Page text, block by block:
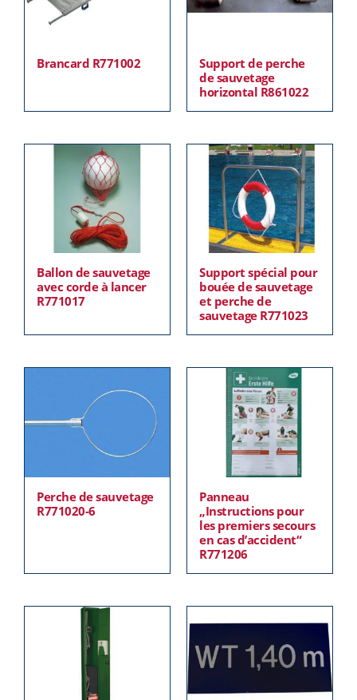
Brancard R771002
Support de perche
de sauvetage
horizontal R861022
Ballon de sauvetage
avec corde à lancer
R771017
Support spécial pour
bouée de sauvetage
et perche de
sauvetage R771023
Perche de sauvetage
R771020-6
Panneau
„Instructions pour
les premiers secours
en cas d’accident“
R771206